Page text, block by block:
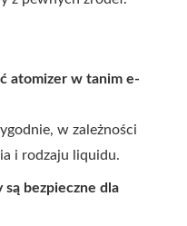
atomizer w tanim e-
w zależności
i rodzaju liquidu.
bezpieczne dla